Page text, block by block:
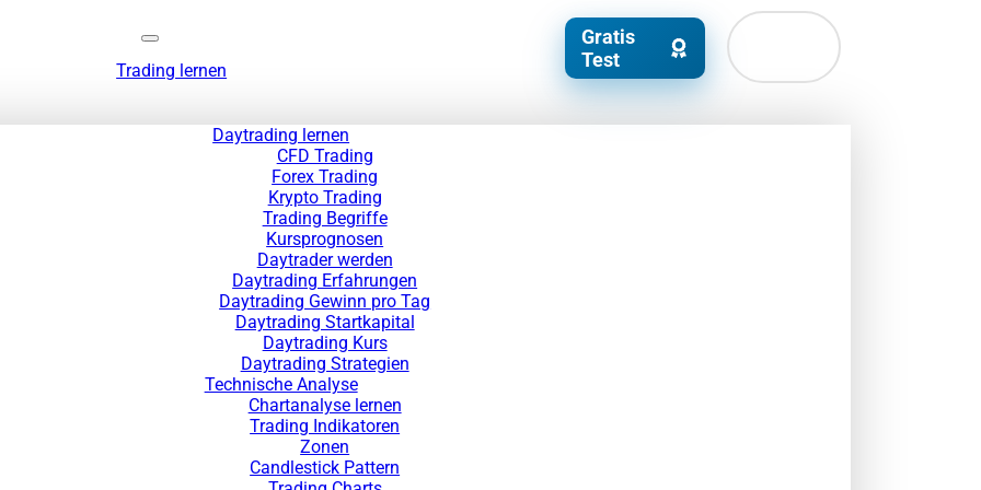
Trading lernen
Daytrading lernen
CFD Trading
Forex Trading
Krypto Trading
Trading Begriffe
Kursprognosen
Daytrader werden
Daytrading Erfahrungen
Daytrading Gewinn pro Tag
Daytrading Startkapital
Daytrading Kurs
Daytrading Strategien
Technische Analyse
Chartanalyse lernen
Trading Indikatoren
Zonen
Candlestick Pattern
Gratis
Test